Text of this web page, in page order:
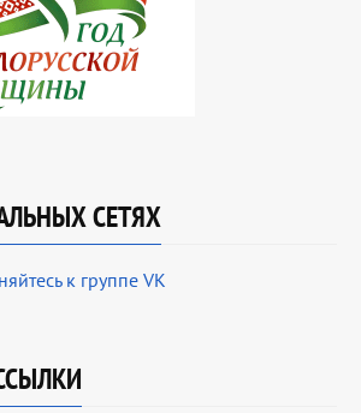
СЕТЯХ
к группе VK